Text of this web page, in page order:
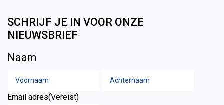
SCHRIJF JE IN VOOR ONZE
NIEUWSBRIEF
Naam
Voornaam
Email adres(Vereist)